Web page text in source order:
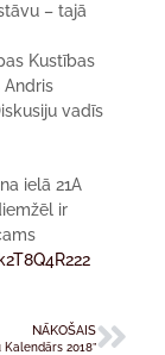
– tajā
Kustības
Andris
vadīs
ielā 21A
ir
NĀKOŠAIS
Kalendārs 2018”